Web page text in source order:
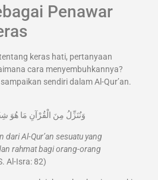
Penawar
keras hati, pertanyaan
cara menyembuhkannya?
sendiri dalam Al-Qur’an.
وَنُنَزِّلُ مِنَ الْقُرْآنِ مَا هُوَ
dari Al-Qur’an sesuatu yang
rahmat bagi orang-orang
Al-Isra: 82)